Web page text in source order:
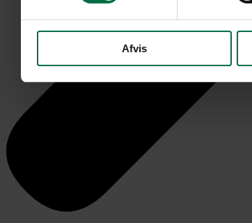
Afvis